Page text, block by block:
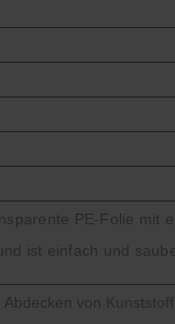
PE-Folie mit
ist einfach und
Abdecken von